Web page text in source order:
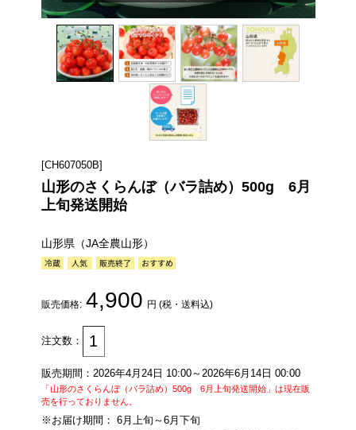
[CH607050B]
山形のさくらんぼ（バラ詰め）500g 6月
上旬発送開始
山形県（JA全農山形）
販売価格: 4,900 円 (税・送料込)
注文数：
販売期間：2026年4月24日 10:00～2026年6月14日 00:00
「山形のさくらんぼ（バラ詰め）500g 6月上旬発送開始」は現在販
売を行っておりません。
※お届け期間： 6月上旬～6月下旬